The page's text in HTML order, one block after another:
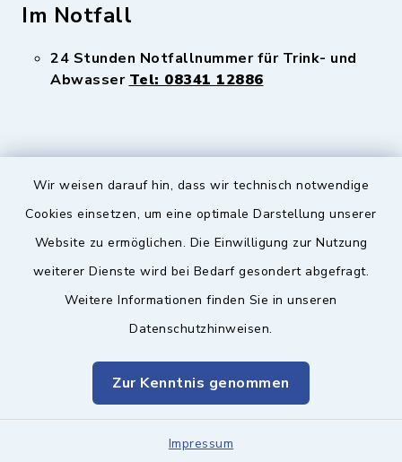
Wir weisen darauf hin, dass wir technisch notwendige
Cookies einsetzen, um eine optimale Darstellung unserer
Website zu ermöglichen. Die Einwilligung zur Nutzung
weiterer Dienste wird bei Bedarf gesondert abgefragt.
Weitere Informationen finden Sie in unseren
Datenschutzhinweisen.
Zur Kenntnis genommen
Impressum
Im Notfall
24 Stunden Notfallnummer für Trink- und
Abwasser Tel: 08341 12886
Sicherer Kontakt
Datenschutz
Sitemap
Leitweg-ID & Rechnungsadressen